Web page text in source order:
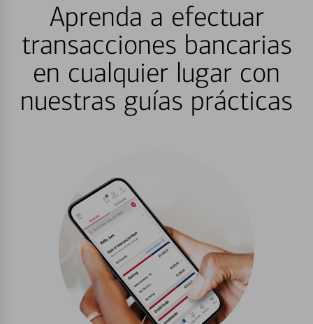
Aprenda a efectuar
transacciones bancarias
en cualquier lugar con
nuestras guías prácticas